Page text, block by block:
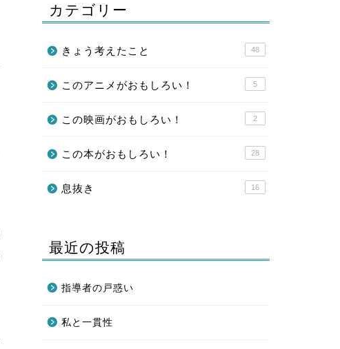
カテゴリー
きょう考えたこと 48
このアニメがおもしろい！ 5
この映画がおもしろい！ 2
この本がおもしろい！ 28
息抜き 16
最近の投稿
指導者の戸惑い
私と一貫性